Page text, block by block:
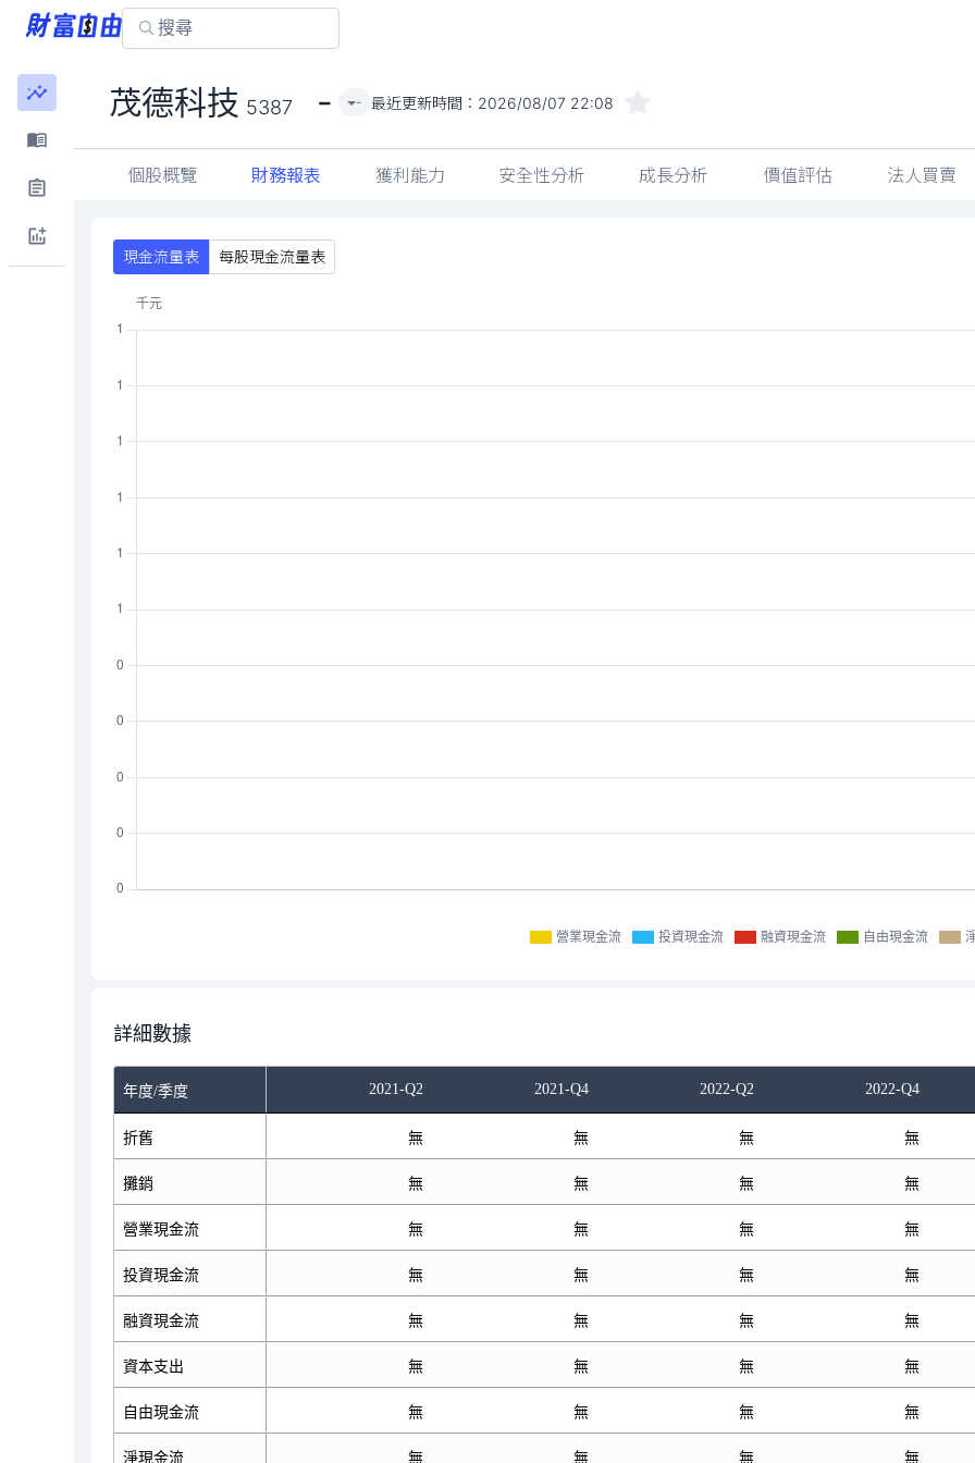
茂德科技 5387 - - 最近更新時間： 2026/08/07 22:08
個股概覽 財務報表 獲利能力 安全性分析 成長分析 價值評估 法人買賣
現金流量表 每股現金流量表
營業現金流 投資現金流 融資現金流 自由現金流
詳細數據
年度/季度 2021-Q2 2021-Q4 2022-Q2 2022-Q4
折舊
攤銷
營業現金流
投資現金流
融資現金流
資本支出
自由現金流
淨現金流
無 無 無 無
無 無 無 無
無 無 無 無
無 無 無 無
無 無 無 無
無 無 無 無
無 無 無 無
無 無 無 無